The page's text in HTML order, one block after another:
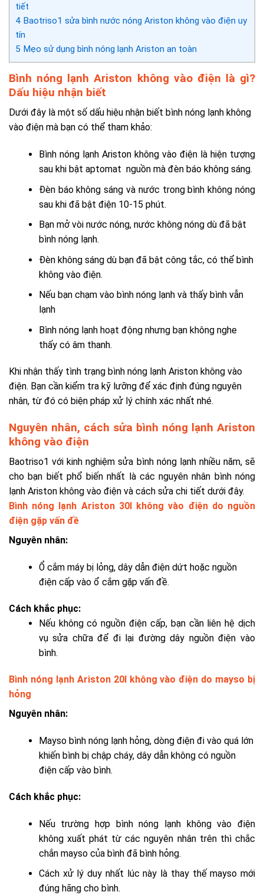
tiết
4 Baotriso1 sửa bình nước nóng Ariston không vào điện uy
tín
5 Mẹo sử dụng bình nóng lạnh Ariston an toàn
Bình nóng lạnh Ariston không vào điện là gì?
Dấu hiệu nhận biết
Dưới đây là một số dấu hiệu nhận biết bình nóng lạnh không
vào điện mà bạn có thể tham khảo:
Bình nóng lạnh Ariston không vào điện là hiện tượng
sau khi bật aptomat nguồn mà đèn báo không sáng.
Đèn báo không sáng và nước trong bình không nóng
sau khi đã bật điện 10-15 phút.
Bạn mở vòi nước nóng, nước không nóng dù đã bật
bình nóng lạnh.
Đèn không sáng dù bạn đã bật công tắc, có thể bình
không vào điện.
Nếu bạn chạm vào bình nóng lạnh và thấy bình vẫn
lạnh
Bình nóng lạnh hoạt động nhưng bạn không nghe
thấy có âm thanh.
Khi nhận thấy tình trạng bình nóng lạnh Ariston không vào
điện. Bạn cần kiểm tra kỹ lưỡng để xác định đúng nguyên
nhân, từ đó có biện pháp xử lý chính xác nhất nhé.
Nguyên nhân, cách sửa bình nóng lạnh Ariston
không vào điện
Baotriso1 với kinh nghiệm sửa bình nóng lạnh nhiều năm, sẽ
cho bạn biết phổ biến nhất là các nguyên nhân bình nóng
lạnh Ariston không vào điện và cách sửa chi tiết dưới đây.
Bình nóng lạnh Ariston 30l không vào điện do nguồn
điện gặp vấn đề
Nguyên nhân:
Ổ cắm máy bị lỏng, dây dẫn điện dứt hoặc nguồn
điện cấp vào ổ cắm gặp vấn đề.
Cách khắc phục:
Nếu không có nguồn điện cấp, bạn cần liên hệ dịch
vụ sửa chữa để đi lại đường dây nguồn điện vào
bình.
Bình nóng lạnh Ariston 20l không vào điện do mayso bị
hỏng
Nguyên nhân:
Mayso bình nóng lạnh hỏng, dòng điện đi vào quá lớn
khiến bình bị chập cháy, dây dẫn không có nguồn
điện cấp vào bình.
Cách khắc phục:
Nếu trường hợp bình nóng lạnh không vào điện
không xuất phát từ các nguyên nhân trên thì chắc
chắn mayso của bình đã bình hỏng.
Cách xử lý duy nhất lúc này là thay thế mayso mới
đúng hãng cho bình.